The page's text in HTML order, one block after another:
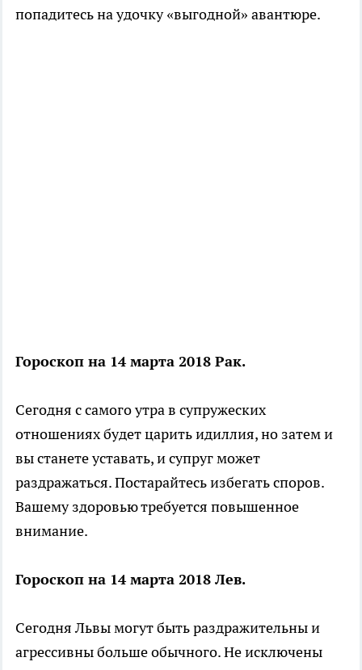
попадитесь на удочку «выгодной» авантюре.
Гороскоп на 14 марта 2018 Рак.
Сегодня с самого утра в супружеских
отношениях будет царить идиллия, но затем и
вы станете уставать, и супруг может
раздражаться. Постарайтесь избегать споров.
Вашему здоровью требуется повышенное
внимание.
Гороскоп на 14 марта 2018 Лев.
Сегодня Львы могут быть раздражительны и
агрессивны больше обычного. Не исключены